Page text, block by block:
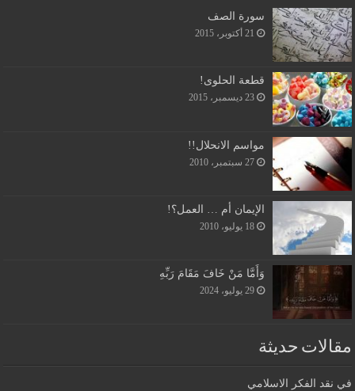
سورة الصف
21 أكتوبر، 2015
قطعة الحلوى!
23 ديسمبر، 2015
مواسم الانحلال!!
27 سبتمبر، 2010
الإيمان أم … العمل؟!
18 يوليو، 2010
وَأَمَّا مَنْ خَافَ مَقَامَ رَبِّهِ
29 يوليو، 2024
مقالات حديثة
في نقد الفكر الاسلامي